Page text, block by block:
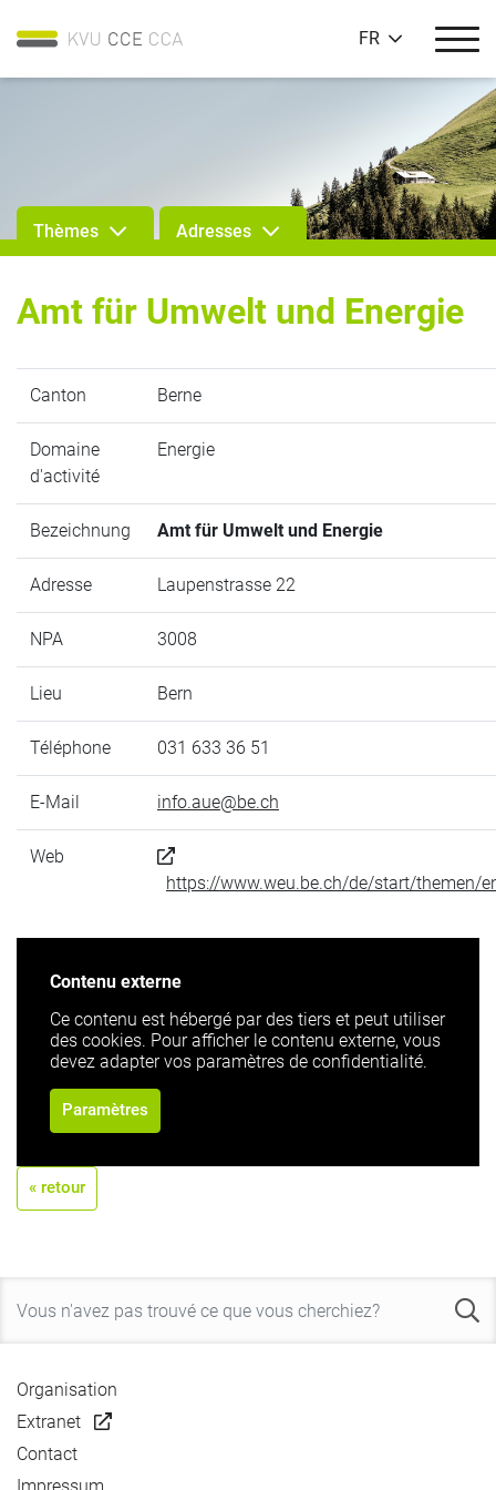
FR
Thèmes Adresses
Amt für Umwelt und Energie
Canton Berne
Domaine
d'activité
Energie
Bezeichnung Amt für Umwelt und Energie
Adresse Laupenstrasse 22
NPA 3008
Lieu Bern
Téléphone 031 633 36 51
E-Mail info.aue@be.ch
Web
https://www.weu.be.ch/de/start/themen/
Contenu externe
Ce contenu est hébergé par des tiers et peut utiliser
des cookies. Pour afficher le contenu externe, vous
devez adapter vos paramètres de confidentialité.
Paramètres
« retour
Organisation
Extranet
Contact